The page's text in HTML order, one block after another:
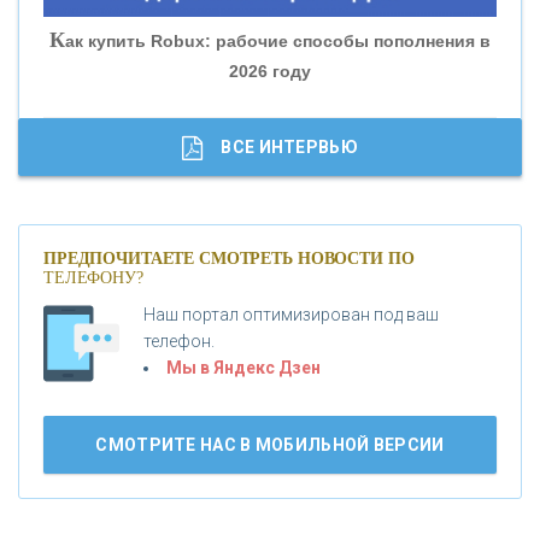
«ГАЗПРОМБАНК»
«МОСКОВСКИЙ КРЕДИТНЫЙ БАНК»
«БАНК ВОЗРОЖДЕНИЕ»
АО «КРЕДИТ ЕВРОПА БАНК»
Как купить Robux: рабочие способы пополнения в
2026 году
Банки.ру обновил логотип впервые за 19 лет -
ВСЕ ИНТЕРВЬЮ
ПРЕДПОЧИТАЕТЕ СМОТРЕТЬ НОВОСТИ ПО
ТЕЛЕФОНУ?
Наш портал оптимизирован под ваш
телефон.
Мы в Яндекс Дзен
СМОТРИТЕ НАС В МОБИЛЬНОЙ ВЕРСИИ